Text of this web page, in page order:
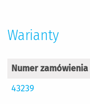
Warianty
Numer zamówienia
43239